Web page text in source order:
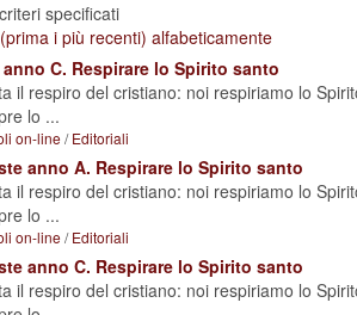
specificati
i più recenti) alfabeticamente
C. Respirare lo Spirito santo
il respiro del cristiano: noi respiriamo lo
lo ...
on-line/Editoriali
anno A. Respirare lo Spirito santo
il respiro del cristiano: noi respiriamo lo
lo ...
on-line/Editoriali
anno C. Respirare lo Spirito santo
il respiro del cristiano: noi respiriamo lo